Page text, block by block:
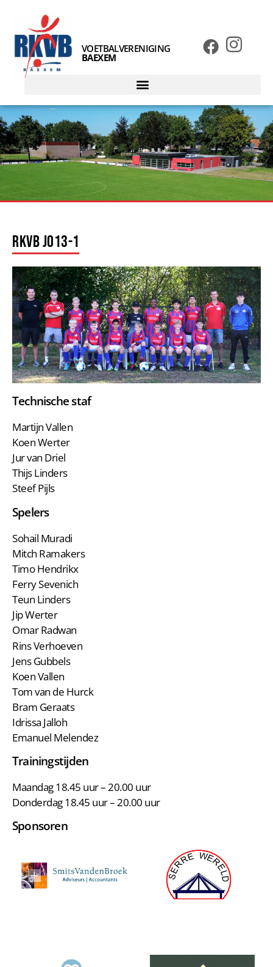
VOETBALVERENIGING
BAEXEM
RKVB JO13-1
Technische staf
Martijn Vallen
Koen Werter
Jur van Driel
Thijs Linders
Steef Pijls
Spelers
Sohail Muradi
Mitch Ramakers
Timo Hendrikx
Ferry Sevenich
Teun Linders
Jip Werter
Omar Radwan
Rins Verhoeven
Jens Gubbels
Koen Vallen
Tom van de Hurck
Bram Geraats
Idrissa Jalloh
Emanuel Melendez
Trainingstijden
Maandag 18.45 uur – 20.00 uur
Donderdag 18.45 uur – 20.00 uur
Sponsoren